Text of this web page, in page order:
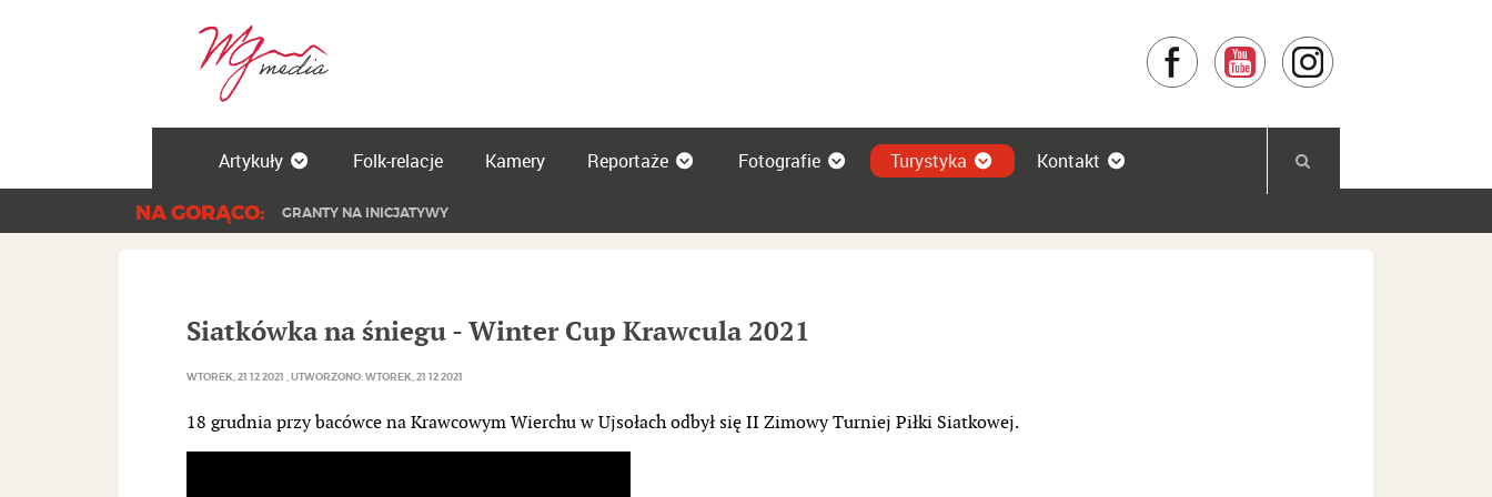
Facebook YouTube
Artykuły Folk-relacje Kamery Reportaże Fotografie Turystyka Kontakt
NA GORĄCO: GRANTY NA INICJATYWY
Siatkówka na śniegu - Winter Cup Krawcula 2021
WTOREK, 21 12 2021 UTWORZONO: WTOREK, 21 12 2021
18 grudnia przy bacówce na Krawcowym Wierchu w Ujsołach odbył się II Zimowy Turniej Piłki Siatkowej.